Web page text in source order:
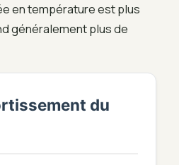
en température est plus
généralement plus de
du